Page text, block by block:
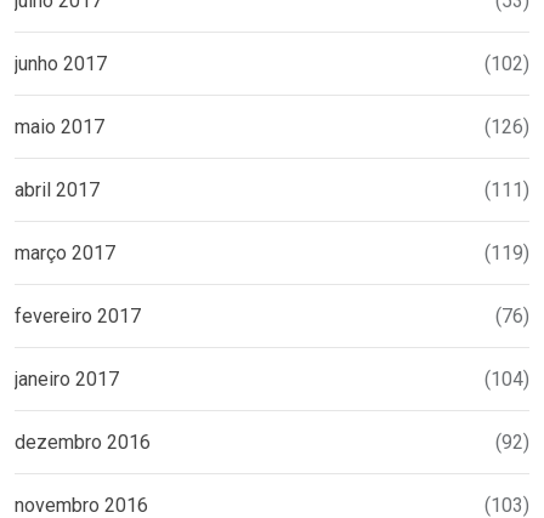
junho 2017 (102)
maio 2017 (126)
abril 2017 (111)
março 2017 (119)
fevereiro 2017 (76)
janeiro 2017 (104)
dezembro 2016 (92)
novembro 2016 (103)